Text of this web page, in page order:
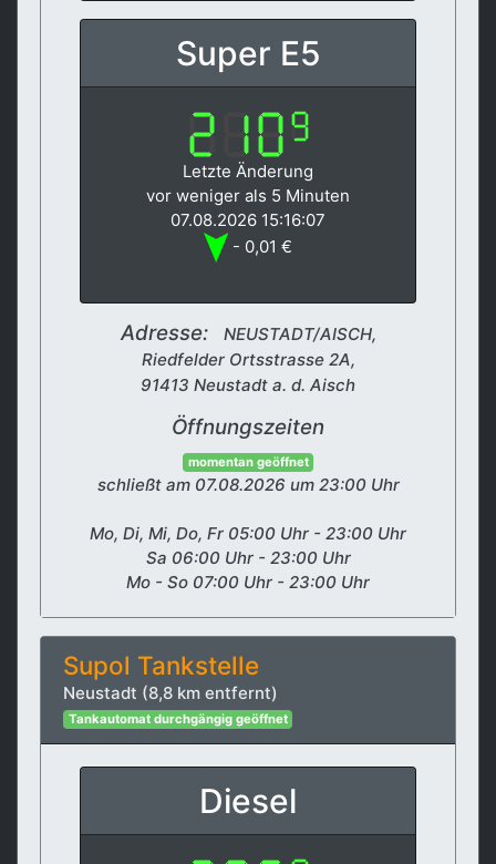
Super E5
Letzte Änderung
vor weniger als 5 Minuten
07.08.2026 15:16:07
- 0,01 €
Adresse:
NEUSTADT/AISCH,
Riedfelder Ortsstrasse 2A,
91413 Neustadt a. d. Aisch
Öffnungszeiten
momentan geöffnet
schließt am 07.08.2026 um 23:00 Uhr
Mo, Di, Mi, Do, Fr 05:00 Uhr - 23:00 Uhr
Sa 06:00 Uhr - 23:00 Uhr
Mo - So 07:00 Uhr - 23:00 Uhr
Supol Tankstelle
Neustadt (8,8 km entfernt)
Tankautomat durchgängig geöffnet
Diesel